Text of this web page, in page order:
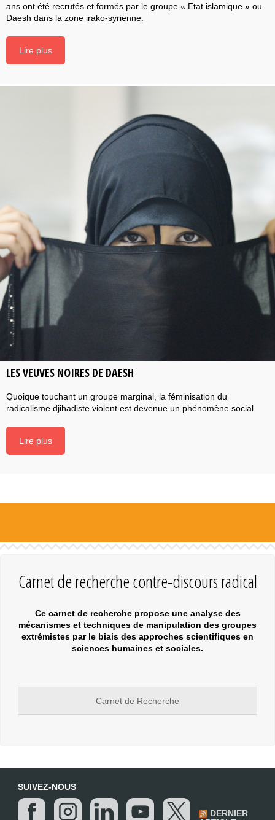
ans ont été recrutés et formés par le groupe « Etat islamique » ou
Daesh dans la zone irako-syrienne.
Lire plus
LES VEUVES NOIRES DE DAESH
Quoique touchant un groupe marginal, la féminisation du
radicalisme djihadiste violent est devenue un phénomène social.
Lire plus
Carnet de recherche contre-discours radical
Ce carnet de recherche propose une analyse des
mécanismes et techniques de manipulation des groupes
extrémistes par le biais des approches scientifiques en
sciences humaines et sociales.
Carnet de Recherche
SUIVEZ-NOUS
DERNIER